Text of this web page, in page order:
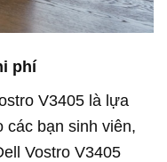
phí
V3405 là lựa
các bạn sinh viên,
Vostro V3405